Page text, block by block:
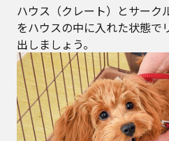
ハウス（クレート）とサーク
をハウスの中に入れた状態で
出しましょう。